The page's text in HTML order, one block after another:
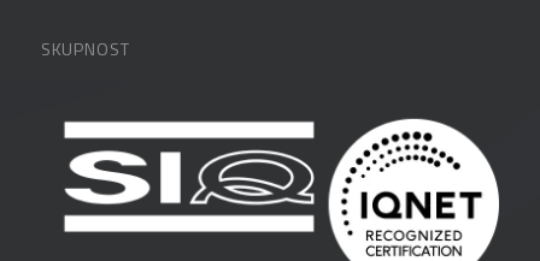
FAQ – pogosta vprašanja
Zaposlitev
Vlagatelji
Pogoji in pogodbe
SKUPNOST
Blog
Spletni seminarji